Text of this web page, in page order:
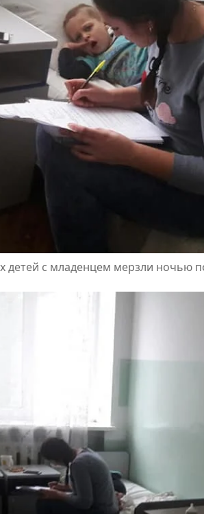
детей с младенцем мерзли ночью